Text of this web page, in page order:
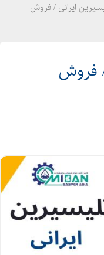
ایرانی / فروش
فروش